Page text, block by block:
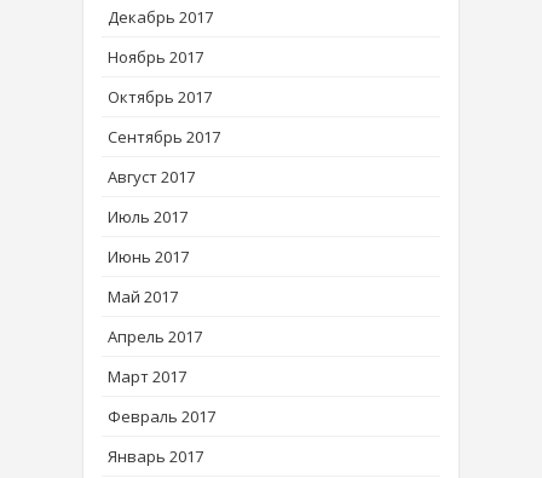
Декабрь 2017
Ноябрь 2017
Октябрь 2017
Сентябрь 2017
Август 2017
Июль 2017
Июнь 2017
Май 2017
Апрель 2017
Март 2017
Февраль 2017
Январь 2017